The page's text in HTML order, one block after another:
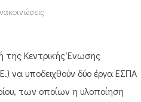
της Κεντρικής Ένωσης
να υποδειχθούν δύο έργα ΕΣΠΑ
των οποίων η υλοποίηση